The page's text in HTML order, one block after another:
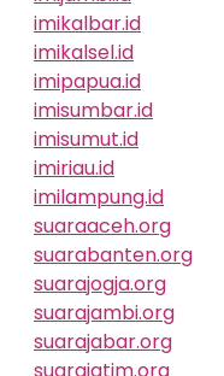
imikalbar.id
imikalsel.id
imipapua.id
imisumbar.id
imisumut.id
imiriau.id
imilampung.id
suaraaceh.org
suarabanten.org
suarajogja.org
suarajambi.org
suarajabar.org